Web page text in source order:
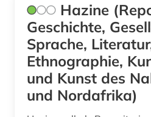
Hazine
Geschichte,
Sprache,
Ethnographie,
und Kunst des
und Nordafrika)